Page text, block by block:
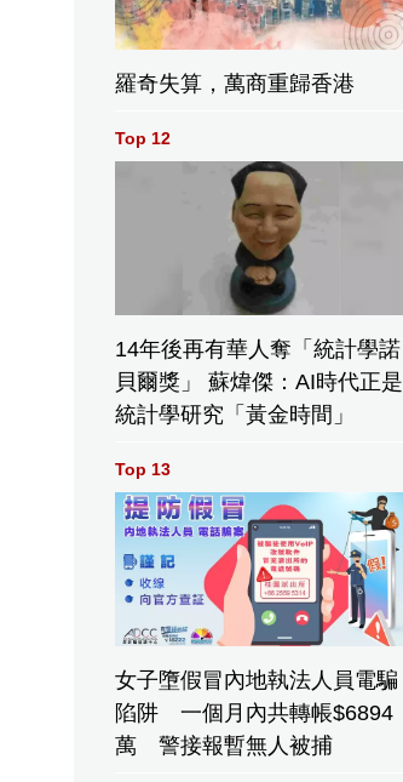
羅奇失算，萬商重歸香港
Top 12
14年後再有華人奪「統計學諾
貝爾獎」 蘇煒傑：AI時代正是
統計學研究「黃金時間」
Top 13
女子墮假冒內地執法人員電騙
陷阱 一個月內共轉帳$6894
萬 警接報暫無人被捕